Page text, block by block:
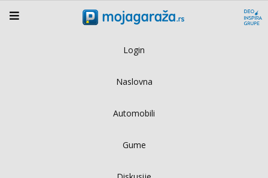
Login
Naslovna
Automobili
Gume